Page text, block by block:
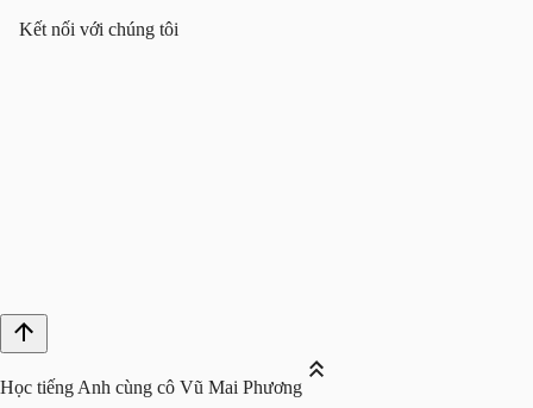
Kết nối với chúng tôi
Học tiếng Anh cùng cô Vũ Mai Phương